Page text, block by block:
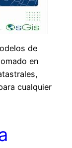
de
en
cualquier